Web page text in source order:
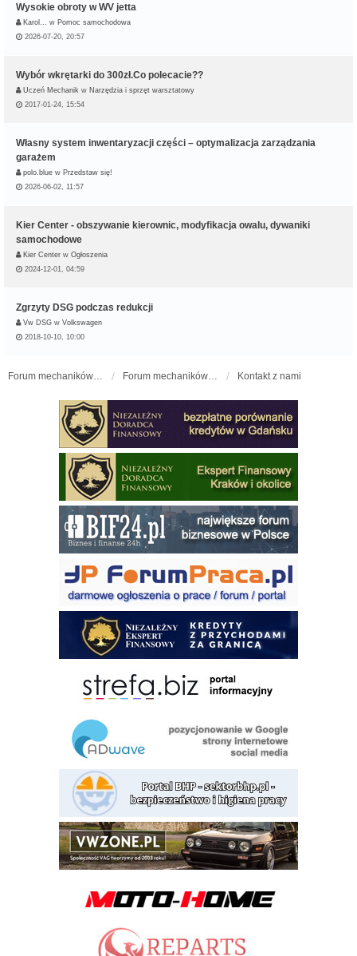
Wysokie obroty w WV jetta
Karol… w Pomoc samochodowa
2026-07-20, 20:57
Wybór wkrętarki do 300zł.Co polecacie??
Uczeń Mechanik w Narzędzia i sprzęt warsztatowy
2017-01-24, 15:54
Własny system inwentaryzacji części – optymalizacja zarządzania
garażem
polo.blue w Przedstaw się!
2026-06-02, 11:57
Kier Center - obszywanie kierownic, modyfikacja owalu, dywaniki
samochodowe
Kier Center w Ogłoszenia
2024-12-01, 04:59
Zgrzyty DSG podczas redukcji
Vw DSG w Volkswagen
2018-10-10, 10:00
Kontakt z nami